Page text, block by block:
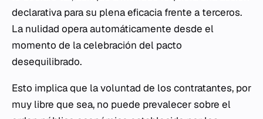
declarativa para su plena eficacia frente a terceros.
La nulidad opera automáticamente desde el
momento de la celebración del pacto
desequilibrado.
Esto implica que la voluntad de los contratantes, por
muy libre que sea, no puede prevalecer sobre el